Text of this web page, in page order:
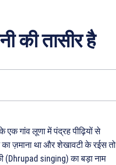
की तासीर है
गांव लूणा में पंद्रह पीढ़ियों से
ज़माना था और शेखावटी के रईस तो
singing) का बड़ा नाम